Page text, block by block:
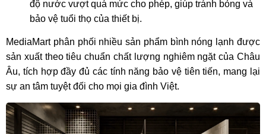
độ nước vượt quá mức cho phép, giúp tránh bỏng và
bảo vệ tuổi thọ của thiết bị.
MediaMart phân phối nhiều sản phẩm bình nóng lạnh được
sản xuất theo tiêu chuẩn chất lượng nghiêm ngặt của Châu
Âu, tích hợp đầy đủ các tính năng bảo vệ tiên tiến, mang lại
sự an tâm tuyệt đối cho mọi gia đình Việt.